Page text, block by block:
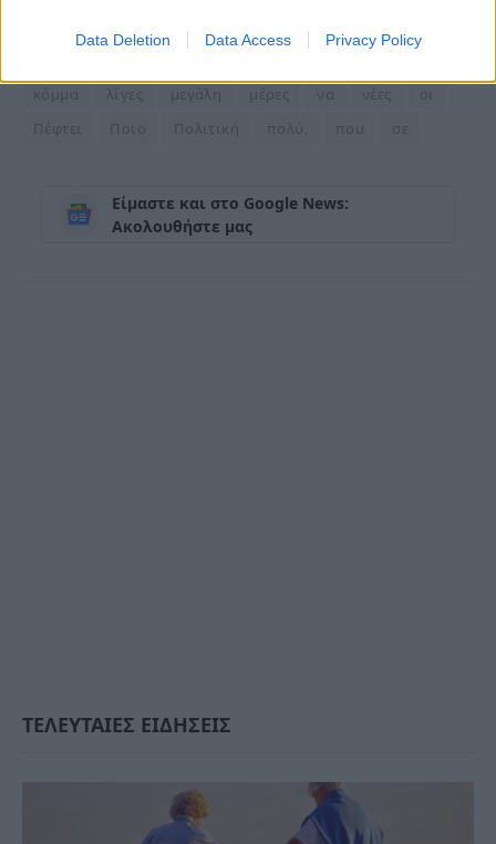
Data Deletion Data Access Privacy Policy
κόμμα
λίγες μεγάλη μέρες νέες
οι
Πέφτει
Ποιο Πολιτική πολύ, που σε
Είμαστε και στο Google News:
Ακολουθήστε μας
ΤΕΛΕΥΤΑΙΕΣ ΕΙΔΗΣΕΙΣ